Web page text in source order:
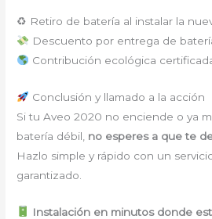
♻ Retiro de batería al instalar la
Descuento por entrega de
Contribución ecológica
Conclusión y llamado a la acción
Si tu Aveo 2020 no enciende o ya
batería débil, no esperes a que te
Hazlo simple y rápido con un
garantizado.
Instalación en minutos donde